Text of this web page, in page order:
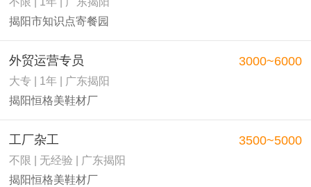
揭阳市知识点寄餐园
外贸运营专员
大专 | 1年 | 广东揭阳
揭阳恒格美鞋材厂
3000~6000
工厂杂工
不限 | 无经验 | 广东揭阳
揭阳恒格美鞋材厂
3500~5000